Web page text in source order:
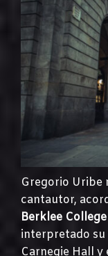
Gregorio Uribe
cantautor,
Berklee
interpretado su
Carnegie Hall